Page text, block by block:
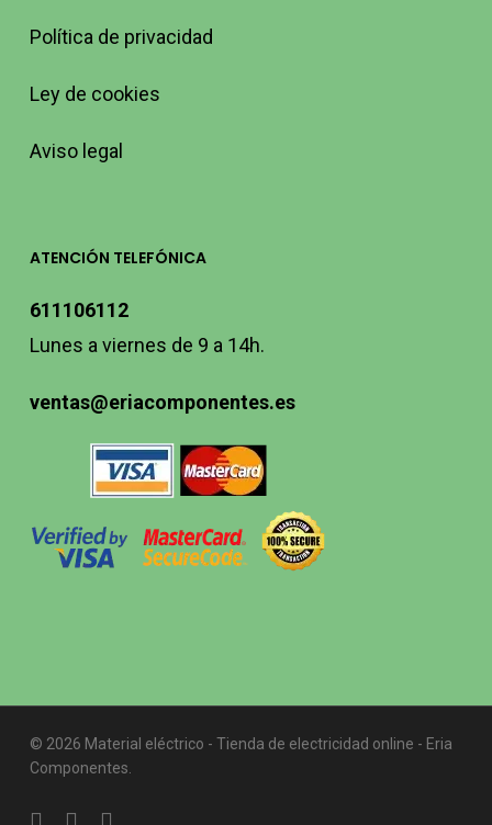
Política de privacidad
Ley de cookies
Aviso legal
ATENCIÓN TELEFÓNICA
611106112
Lunes a viernes de 9 a 14h.
ventas@eriacomponentes.es
© 2026 Material eléctrico - Tienda de electricidad online - Eria
Componentes.
twitterfacebookinstagram